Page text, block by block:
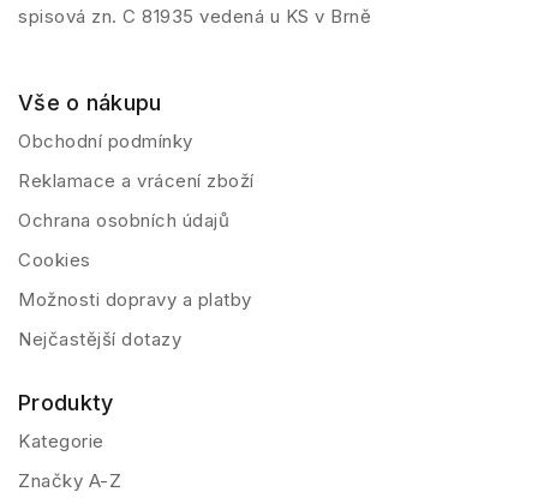
spisová zn. C 81935 vedená u KS v Brně
Vše o nákupu
Obchodní podmínky
Reklamace a vrácení zboží
Ochrana osobních údajů
Cookies
Možnosti dopravy a platby
Nejčastější dotazy
Produkty
Kategorie
Značky A-Z